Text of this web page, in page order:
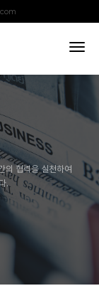
의 협력을 실천하여
.